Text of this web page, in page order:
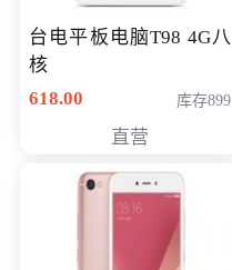
台电平板电脑T98 4G八
核
618.00
库存899
直营